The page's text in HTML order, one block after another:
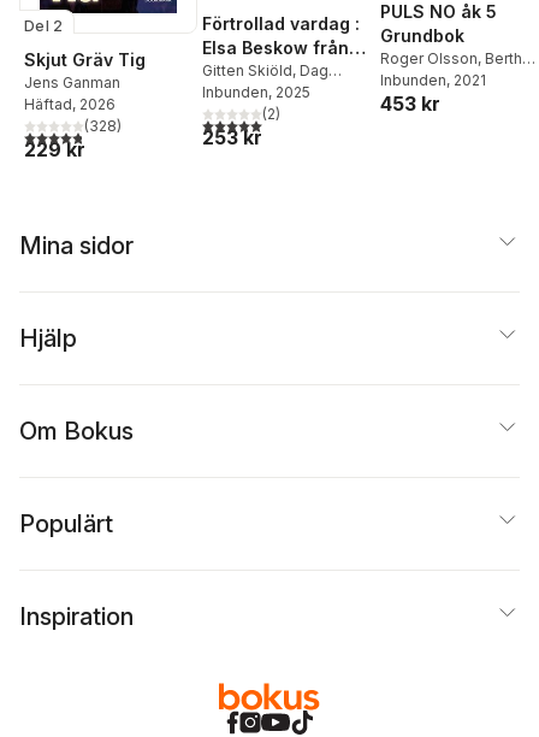
Del 2
Skjut Gräv Tig
Jens Ganman
Häftad, 2026
4,8utav 5 stjärnor. Totalt antal röster:
(328)
229 kr
Förtrollad vardag :
Elsa Beskow från
verklighet till
fantasi
Gitten Skiöld, Dag
Beskow,Lars
Häggström
Eva Söderberg
Inbunden, 2025
5,0utav 5 stjärnor. Totalt antal röster:
(2)
253 kr
PULS NO åk 5
Grundbok
Roger Olsson, Berth
Belfrage,Staffan
Sjöberg,
Inbunden, 2021
453 kr
Mina sidor
Hjälp
Om Bokus
Populärt
Inspiration